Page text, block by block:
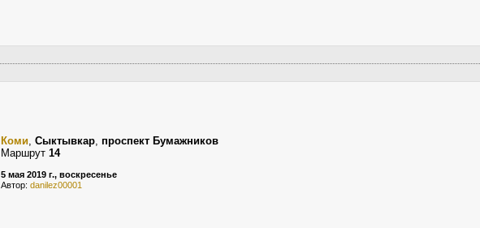
Коми, Сыктывкар, проспект Бумажников
Маршрут 14
5 мая 2019 г., воскресенье
Автор: danilez00001